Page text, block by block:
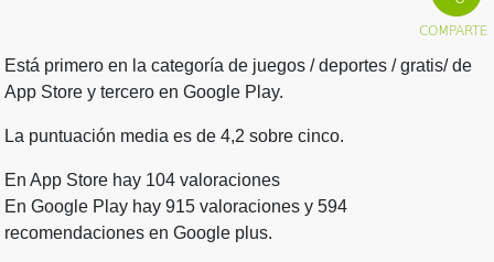
Está primero en la categoría de juegos / deportes / gratis/ de
App Store y tercero en Google Play.
La puntuación media es de 4,2 sobre cinco.
En App Store hay 104 valoraciones
En Google Play hay 915 valoraciones y 594
recomendaciones en Google plus.